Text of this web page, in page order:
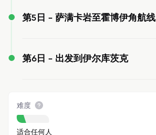
第5日 - 萨满卡岩至霍博伊角航线
第6日 - 出发到伊尔库茨克
难度
适合任何人